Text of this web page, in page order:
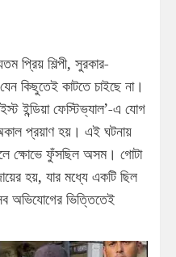
প্রিয় শিল্পী, সুরকার-
কিছুতেই কাটতে চাইছে না।
ইন্ডিয়া ফেস্টিভ্যাল’-এ যোগ
প্রয়াণ হয়। এই ঘটনায়
ক্ষোভে ফুঁসছিল অসম। গোটা
হয়, যার মধ্যে একটি ছিল
অভিযোগের ভিত্তিতেই